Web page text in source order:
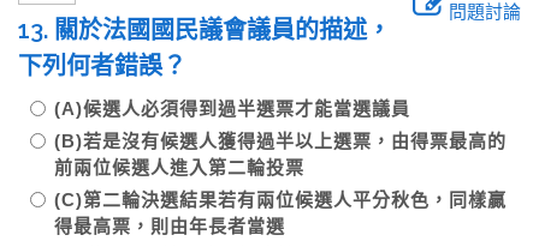
問題討論
13. 關於法國國民議會議員的描述，
下列何者錯誤？
(A)候選人必須得到過半選票才能當選議員
(B)若是沒有候選人獲得過半以上選票，由得票最高的
前兩位候選人進入第二輪投票
(C)第二輪決選結果若有兩位候選人平分秋色，同樣贏
得最高票，則由年長者當選